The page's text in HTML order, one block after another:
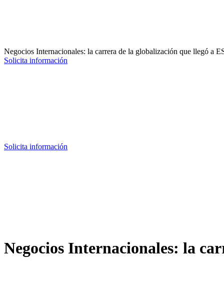
Negocios Internacionales: la carrera de la globalización que llegó a
Solicita información
Solicita información
Negocios Internacionales: la